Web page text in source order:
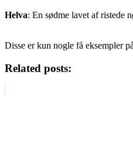
Helva: En sødme lavet af ristede
Disse er kun nogle få eksempler
Related posts: